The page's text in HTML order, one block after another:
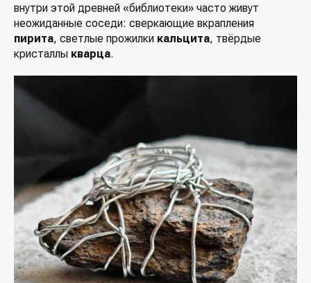
внутри этой древней «библиотеки» часто живут
неожиданные соседи: сверкающие вкрапления
пирита, светлые прожилки кальцита, твёрдые
кристаллы кварца.